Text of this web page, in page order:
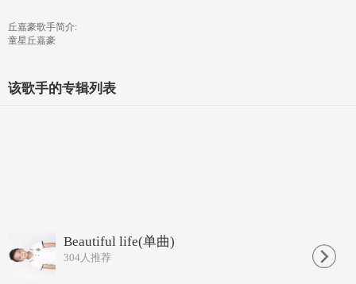
丘嘉豪歌手简介:
童星丘嘉豪
该歌手的专辑列表
Beautiful life(单曲)
304人推荐